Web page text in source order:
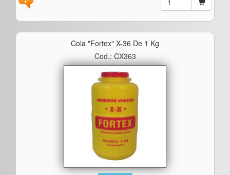
Cola "fortex" X-36 De 1 Kg
Cod.: CX363